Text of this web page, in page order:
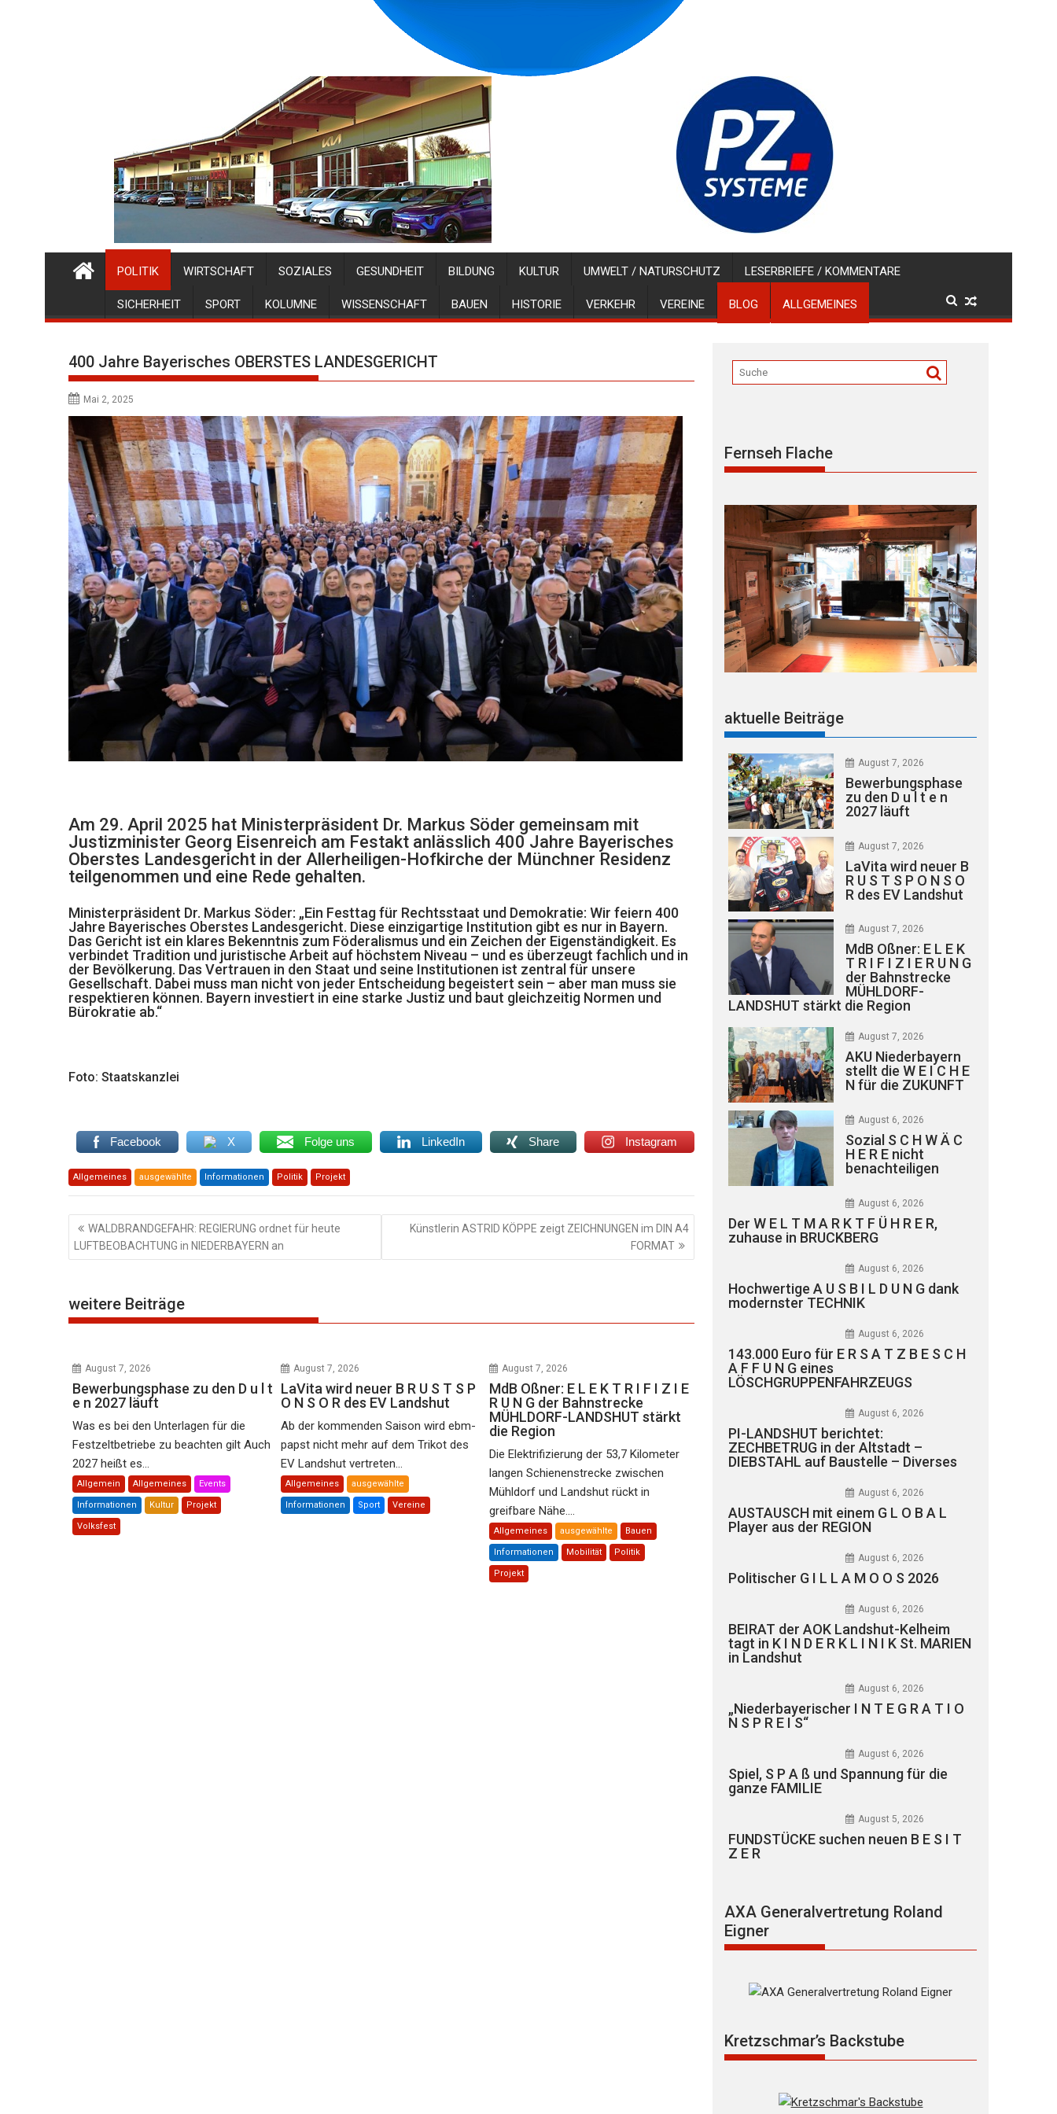
POLITIK WIRTSCHAFT SOZIALES GESUNDHEIT BILDUNG KULTUR UMWELT / NATURSCHUTZ LESERBRIEFE / KOMMENTARE
SICHERHEIT SPORT KOLUMNE WISSENSCHAFT BAUEN HISTORIE VERKEHR VEREINE BLOG ALLGEMEINES
400 Jahre Bayerisches OBERSTES LANDESGERICHT
Mai 2, 2025
Am 29. April 2025 hat Ministerpräsident Dr. Markus Söder gemeinsam mit
Justizminister Georg Eisenreich am Festakt anlässlich 400 Jahre Bayerisches
Oberstes Landesgericht in der Allerheiligen-Hofkirche der Münchner Residenz
teilgenommen und eine Rede gehalten.
Ministerpräsident Dr. Markus Söder: „Ein Festtag für Rechtsstaat und Demokratie: Wir feiern 400
Jahre Bayerisches Oberstes Landesgericht. Diese einzigartige Institution gibt es nur in Bayern.
Das Gericht ist ein klares Bekenntnis zum Föderalismus und ein Zeichen der Eigenständigkeit. Es
verbindet Tradition und juristische Arbeit auf höchstem Niveau – und es überzeugt fachlich und in
der Bevölkerung. Das Vertrauen in den Staat und seine Institutionen ist zentral für unsere
Gesellschaft. Dabei muss man nicht von jeder Entscheidung begeistert sein – aber man muss sie
respektieren können. Bayern investiert in eine starke Justiz und baut gleichzeitig Normen und
Bürokratie ab.“
Foto: Staatskanzlei
Facebook X Folge uns LinkedIn Share Instagram
Allgemeines ausgewählte Informationen Politik Projekt
Beitragsnavigation
WALDBRANDGEFAHR: REGIERUNG ordnet für heute
LUFTBEOBACHTUNG in NIEDERBAYERN an
Künstlerin ASTRID KÖPPE zeigt ZEICHNUNGEN im DIN A4
FORMAT
weitere Beiträge
August 7, 2026
Bewerbungsphase zu den D u l t
e n 2027 läuft
Was es bei den Unterlagen für die
Festzeltbetriebe zu beachten gilt Auch
2027 heißt es...
Allgemein Allgemeines Events
Informationen Kultur Projekt
Volksfest
August 7, 2026
LaVita wird neuer B R U S T S P
O N S O R des EV Landshut
Ab der kommenden Saison wird ebm-
papst nicht mehr auf dem Trikot des
EV Landshut vertreten...
Allgemeines ausgewählte
Informationen Sport Vereine
August 7, 2026
MdB Oßner: E L E K T R I F I Z I E
R U N G der Bahnstrecke
MÜHLDORF-LANDSHUT stärkt
die Region
Die Elektrifizierung der 53,7 Kilometer
langen Schienenstrecke zwischen
Mühldorf und Landshut rückt in
greifbare Nähe....
Allgemeines ausgewählte Bauen
Informationen Mobilität Politik
Projekt
Fernseh Flache
aktuelle Beiträge
August 7, 2026
Bewerbungsphase
zu den D u l t e n
2027 läuft
August 7, 2026
LaVita wird neuer B
R U S T S P O N S O
R des EV Landshut
August 7, 2026
MdB Oßner: E L E K
T R I F I Z I E R U N G
der Bahnstrecke
MÜHLDORF-
LANDSHUT stärkt die Region
August 7, 2026
AKU Niederbayern
stellt die W E I C H E
N für die ZUKUNFT
August 6, 2026
Sozial S C H W Ä C
H E R E nicht
benachteiligen
August 6, 2026
Der W E L T M A R K T F Ü H R E R,
zuhause in BRUCKBERG
August 6, 2026
Hochwertige A U S B I L D U N G dank
modernster TECHNIK
August 6, 2026
143.000 Euro für E R S A T Z B E S C H
A F F U N G eines
LÖSCHGRUPPENFAHRZEUGS
August 6, 2026
PI-LANDSHUT berichtet:
ZECHBETRUG in der Altstadt –
DIEBSTAHL auf Baustelle – Diverses
August 6, 2026
AUSTAUSCH mit einem G L O B A L
Player aus der REGION
August 6, 2026
Politischer G I L L A M O O S 2026
August 6, 2026
BEIRAT der AOK Landshut-Kelheim
tagt in K I N D E R K L I N I K St. MARIEN
in Landshut
August 6, 2026
„Niederbayerischer I N T E G R A T I O
N S P R E I S“
August 6, 2026
Spiel, S P A ß und Spannung für die
ganze FAMILIE
August 5, 2026
FUNDSTÜCKE suchen neuen B E S I T
Z E R
AXA Generalvertretung Roland
Eigner
Kretzschmar’s Backstube